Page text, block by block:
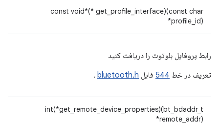
const void*(* get_profile_interface)(const char
*profile_id)
رابط پروفایل بلوتوث را دریافت کنید
تعریف در خط 544 فایل bluetooth.h
.
int(*get_remote_device_properties)(bt_bdaddr_t
*remote_addr)